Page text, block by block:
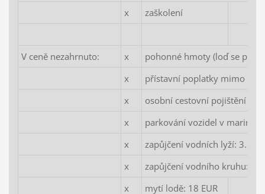
x
zaškolení
V ceně nezahrnuto: x
pohonné hmoty (loď se
x
přístavní poplatky mimo
x
osobní cestovní pojištění
x
parkování vozidel v marině
x
zapůjčení vodních lyží:
x
zapůjčení vodního kruhu:
x
mytí lodě: 18 EUR